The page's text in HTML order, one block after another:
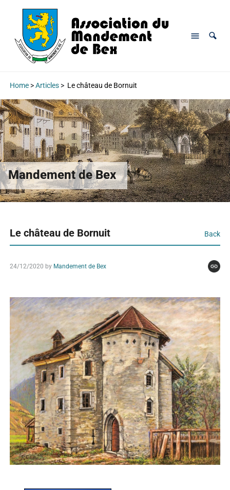
Home>Articles> Le château de Bornuit
Mandement de Bex
Le château de Bornuit Back
24/12/2020 by Mandement de Bex